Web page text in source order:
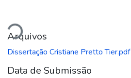
Carregando...
Arquivos
Dissertação Cristiane Pretto Tier.pdf
Data de Submissão